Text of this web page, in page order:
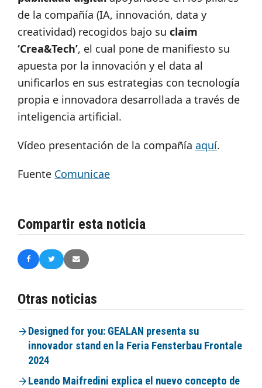
de la compañía (IA, innovación, data y
creatividad) recogidos bajo su claim
‘Crea&Tech’, el cual pone de manifiesto su
apuesta por la innovación y el data al
unificarlos en sus estrategias con tecnología
propia e innovadora desarrollada a través de
inteligencia artificial.
Vídeo presentación de la compañía aquí.
Fuente Comunicae
Compartir esta noticia
Otras noticias
Designed for you: GEALAN presenta su
innovador stand en la Feria Fensterbau Frontale
2024
Leando Maifredini explica el nuevo concepto de